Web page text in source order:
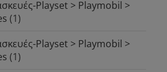
Playset > Playmobil >
(1)
Playset > Playmobil >
(1)